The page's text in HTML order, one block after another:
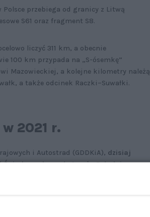
przebiega od granicy z Litwą
S61 oraz fragment S8.
liczyć 311 km, a obecnie
100 km przypada na „S-ósemkę”
Mazowieckiej, a kolejne kilometry należą
a także odcinek Raczki–Suwałki.
2021 r.
i Autostrad (GDDKiA), dzisiaj
do węzła Łomża Południe
17 km i ma po dwa pasy w każdą stronę.
ma zmniejszać powstawanie kolein, co
dużo ciężarówek, ma niebagatelne
Śniadowo na połączeniu dróg S61 i 677